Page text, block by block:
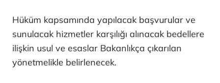
Hüküm kapsamında yapılacak başvurular ve
sunulacak hizmetler karşılığı alınacak bedellere
ilişkin usul ve esaslar Bakanlıkça çıkarılan
yönetmelikle belirlenecek.